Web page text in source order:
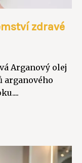
zdravé
Arganový olej
arganového